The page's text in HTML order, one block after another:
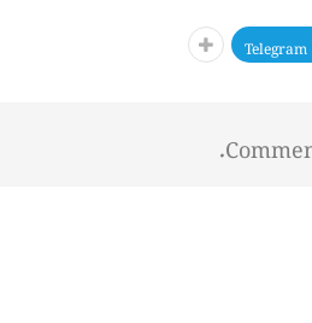
Telegram